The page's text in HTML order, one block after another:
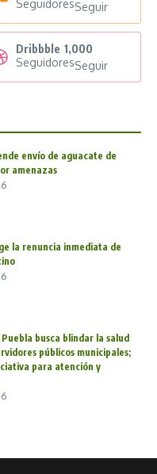
SeguidoresSeguir
Dribbble 1,000
SeguidoresSeguir
envío de aguacate de
amenazas
la renuncia inmediata de
Puebla busca blindar la salud
públicos municipales;
para atención y